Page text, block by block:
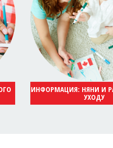
ИНФОРМАЦИЯ: НЯНИ И
УХОДУ